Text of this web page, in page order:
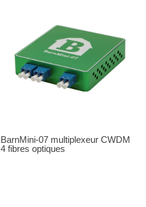
BarnMini-07 multiplexeur CWDM
4 fibres optiques